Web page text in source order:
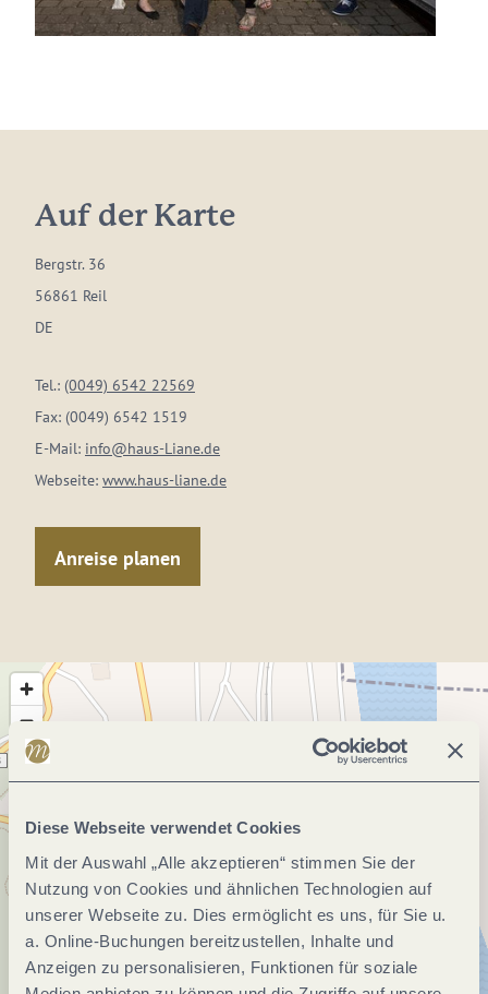
Diese Webseite verwendet Cookies
Mit der Auswahl „Alle akzeptieren“ stimmen Sie der
Nutzung von Cookies und ähnlichen Technologien auf
unserer Webseite zu. Dies ermöglicht es uns, für Sie u.
a. Online-Buchungen bereitzustellen, Inhalte und
Anzeigen zu personalisieren, Funktionen für soziale
Auf der Karte
Bergstr. 36
56861 Reil
DE
Tel.: (0049) 6542 22569
Fax: (0049) 6542 1519
E-Mail: info@haus-Liane.de
Webseite: www.haus-liane.de
Anreise planen